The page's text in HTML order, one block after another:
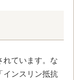
れています。な
インスリン抵抗